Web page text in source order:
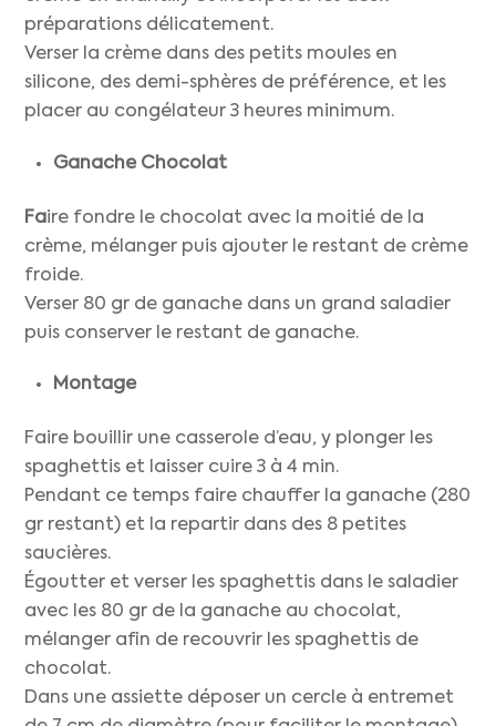
préparations délicatement.
Verser la crème dans des petits moules en
silicone, des demi-sphères de préférence, et les
placer au congélateur 3 heures minimum.
Ganache Chocolat
Faire fondre le chocolat avec la moitié de la
crème, mélanger puis ajouter le restant de crème
froide.
Verser 80 gr de ganache dans un grand saladier
puis conserver le restant de ganache.
Montage
Faire bouillir une casserole d’eau, y plonger les
spaghettis et laisser cuire 3 à 4 min.
Pendant ce temps faire chauffer la ganache (280
gr restant) et la repartir dans des 8 petites
saucières.
Égoutter et verser les spaghettis dans le saladier
avec les 80 gr de la ganache au chocolat,
mélanger afin de recouvrir les spaghettis de
chocolat.
Dans une assiette déposer un cercle à entremet